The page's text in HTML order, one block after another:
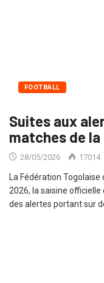
FOOTBALL
Suites aux
matches de la
28/05/2026 17014
La Fédération Togolaise
2026, la saisine officielle
des alertes portant sur